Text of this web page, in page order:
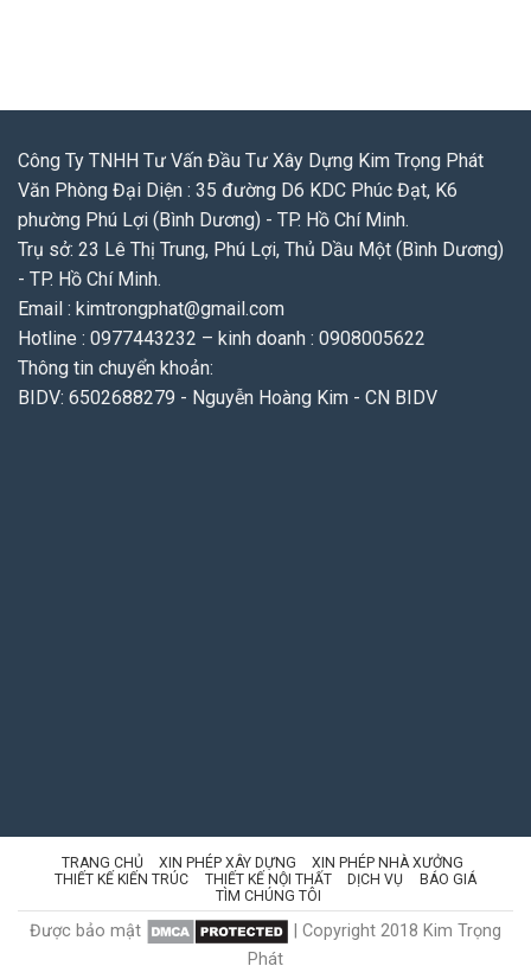
Công Ty TNHH Tư Vấn Đầu Tư Xây Dựng Kim Trọng Phát
Văn Phòng Đại Diện : 35 đường D6 KDC Phúc Đạt, K6
phường Phú Lợi (Bình Dương) - TP. Hồ Chí Minh.
Trụ sở: 23 Lê Thị Trung, Phú Lợi, Thủ Dầu Một (Bình Dương)
- TP. Hồ Chí Minh.
Email : kimtrongphat@gmail.com
Hotline : 0977443232 – kinh doanh : 0908005622
Thông tin chuyển khoản:
BIDV: 6502688279 - Nguyễn Hoàng Kim - CN BIDV
TRANG CHỦ XIN PHÉP XÂY DỰNG
XIN PHÉP NHÀ XƯỞNG
THIẾT KẾ KIẾN TRÚC
THIẾT KẾ NỘI THẤT DỊCH VỤ
BÁO GIÁ
TÌM CHÚNG TÔI
Được bảo mật
| Copyright 2018 Kim Trọng
Phát